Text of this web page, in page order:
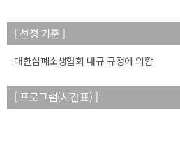
[ 선정 기준 ]
대한심폐소생협회 내규 규정에 의함
[ 프로그램(시간표) ]